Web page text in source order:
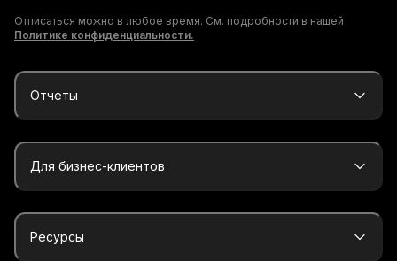
Отписаться можно в любое время. См. подробности в нашей
Политике конфиденциальности.
Отчеты
Для бизнес-клиентов
Ресурсы